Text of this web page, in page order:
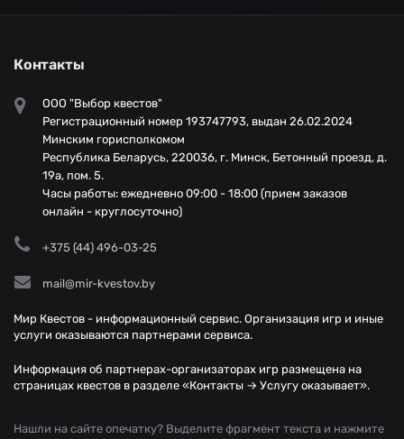
Контакты
ООО "Выбор квестов"
Регистрационный номер 193747793, выдан 26.02.2024
Минским горисполкомом
Республика Беларусь, 220036, г. Минск, Бетонный проезд, д.
19а, пом. 5.
Часы работы: ежедневно 09:00 - 18:00 (прием заказов
онлайн - круглосуточно)
+375 (44) 496-03-25
mail@mir-kvestov.by
Мир Квестов - информационный сервис. Организация игр и иные
услуги оказываются партнерами сервиса.
Информация об партнерах-организаторах игр размещена на
страницах квестов в разделе «Контакты → Услугу оказывает».
Нашли на сайте опечатку? Выделите фрагмент текста и нажмите